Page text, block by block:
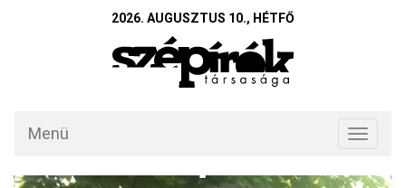
2026. AUGUSZTUS 10., HÉTFŐ
Toggle
Menü